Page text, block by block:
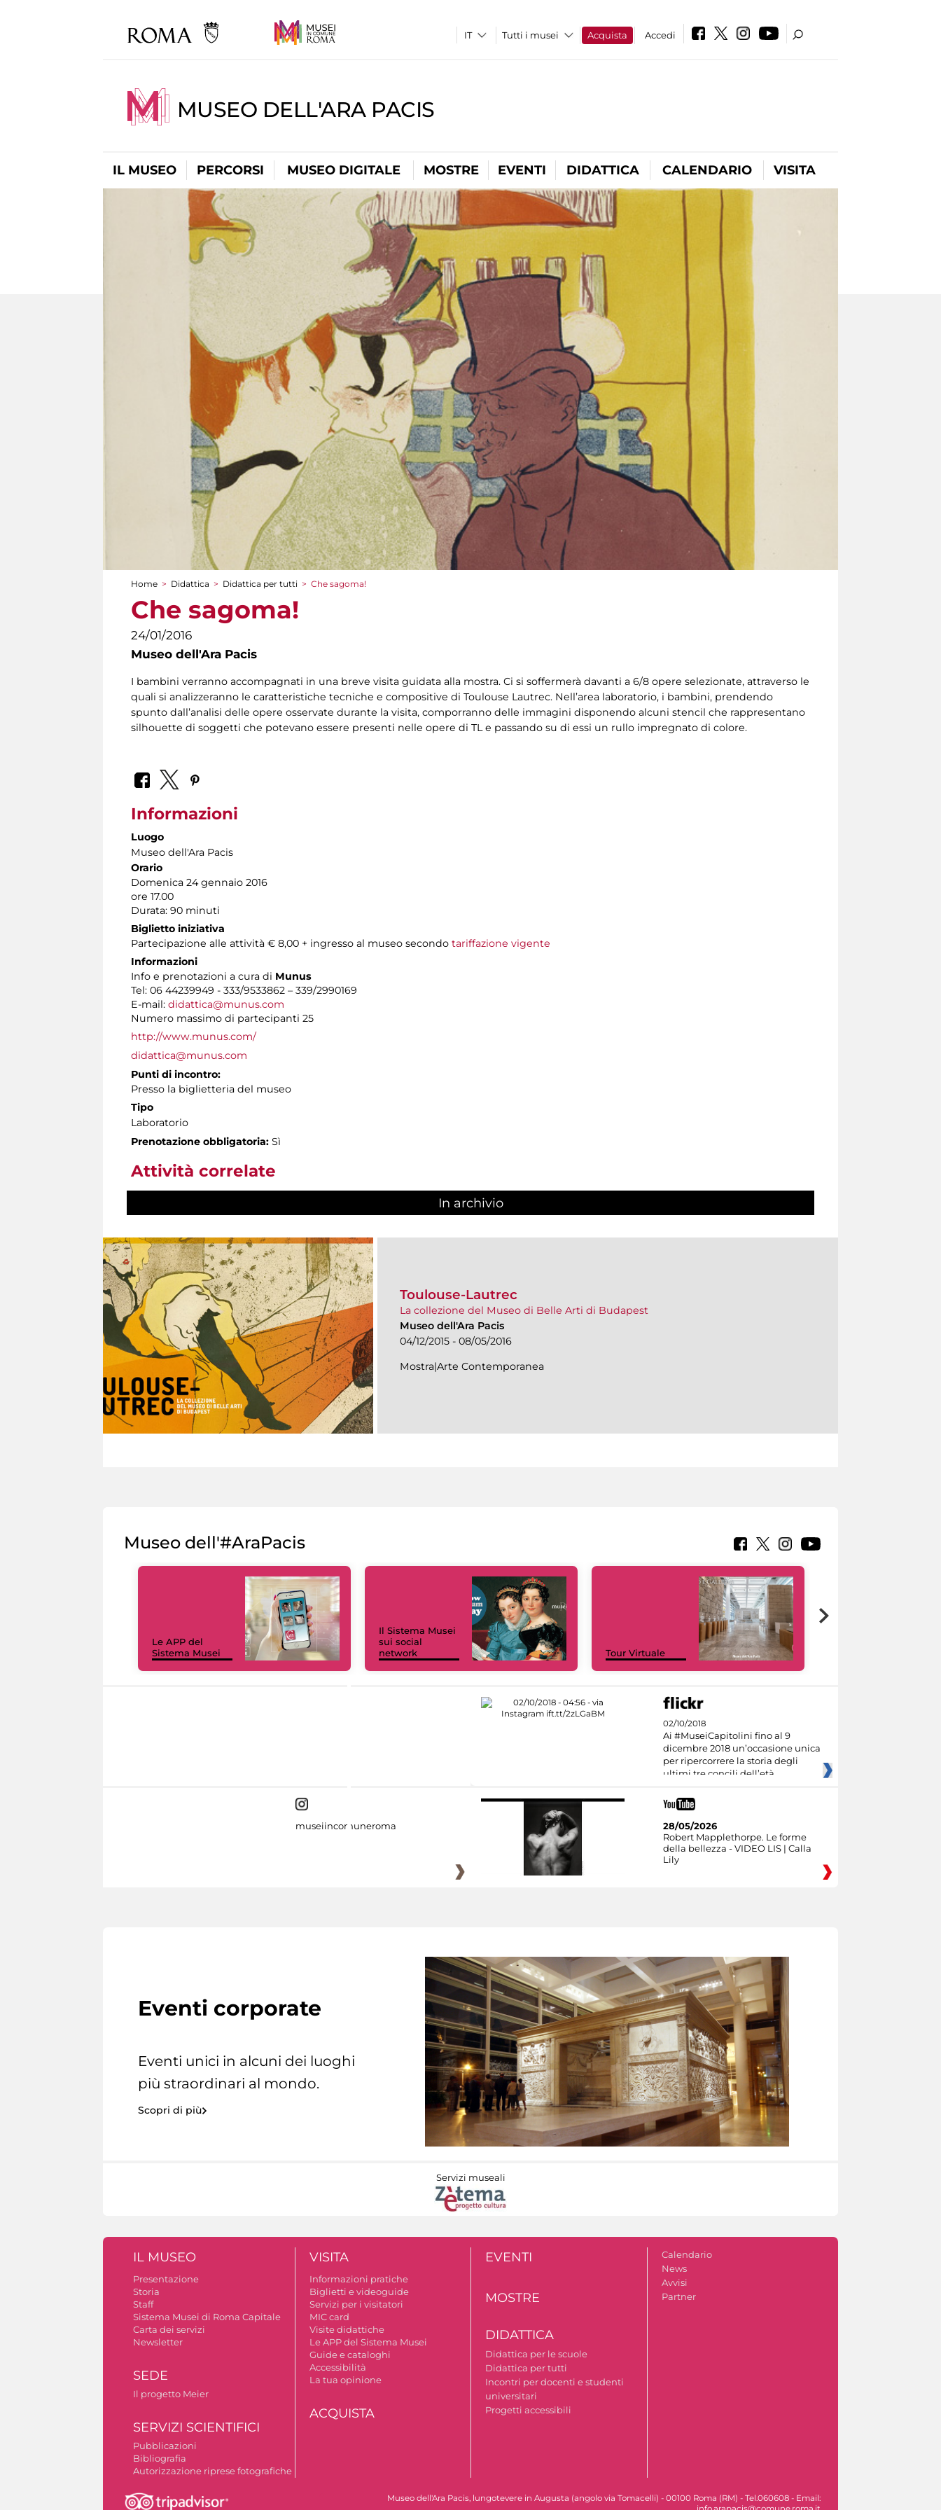
Tutti i musei Acquista Accedi
MUSEO DELL'ARA PACIS
IL MUSEO PERCORSI MUSEO DIGITALE MOSTRE EVENTI DIDATTICA CALENDARIO VISITA
Tu sei qui
Home > Didattica > Didattica per tutti > Che sagoma!
Che sagoma!
24/01/2016
Museo dell'Ara Pacis
I bambini verranno accompagnati in una breve visita guidata alla mostra. Ci si soffermerà davanti a 6/8 opere selezionate, attraverso le
quali si analizzeranno le caratteristiche tecniche e compositive di Toulouse Lautrec. Nell’area laboratorio, i bambini, prendendo
spunto dall’analisi delle opere osservate durante la visita, comporranno delle immagini disponendo alcuni stencil che rappresentano
silhouette di soggetti che potevano essere presenti nelle opere di TL e passando su di essi un rullo impregnato di colore.
Informazioni
Luogo
Museo dell'Ara Pacis
Orario
Domenica 24 gennaio 2016
ore 17.00
Durata: 90 minuti
Biglietto iniziativa
Partecipazione alle attività € 8,00 + ingresso al museo secondo tariffazione vigente
Informazioni
Info e prenotazioni a cura di Munus
Tel: 06 44239949 - 333/9533862 – 339/2990169
E-mail: didattica@munus.com
Numero massimo di partecipanti 25
http://www.munus.com/
didattica@munus.com
Punti di incontro:
Presso la biglietteria del museo
Tipo
Laboratorio
Prenotazione obbligatoria: Sì
Attività correlate
In archivio
Toulouse-Lautrec
La collezione del Museo di Belle Arti di Budapest
Museo dell'Ara Pacis
04/12/2015 - 08/05/2016
Mostra|Arte Contemporanea
Museo dell'#AraPacis
Le APP del
Sistema Musei
Il Sistema Musei
sui social
network
Tour Virtuale
02/10/2018
Ai #MuseiCapitolini fino al 9
dicembre 2018 un’occasione unica
per ripercorrere la storia degli
ultimi tre concili dell’età
museiincomuneroma
28/05/2026
Robert Mapplethorpe. Le forme
della bellezza - VIDEO LIS | Calla
Lily
Eventi corporate
Eventi unici in alcuni dei luoghi
più straordinari al mondo.
Scopri di più
Servizi museali
IL MUSEO
Presentazione
Storia
Staff
Sistema Musei di Roma Capitale
Carta dei servizi
Newsletter
SEDE
Il progetto Meier
SERVIZI SCIENTIFICI
Pubblicazioni
Bibliografia
Autorizzazione riprese fotografiche
VISITA
Informazioni pratiche
Biglietti e videoguide
Servizi per i visitatori
MIC card
Visite didattiche
Le APP del Sistema Musei
Guide e cataloghi
Accessibilità
La tua opinione
ACQUISTA
EVENTI
MOSTRE
DIDATTICA
Didattica per le scuole
Didattica per tutti
Incontri per docenti e studenti
universitari
Progetti accessibili
Calendario
News
Avvisi
Partner
Museo dell'Ara Pacis, lungotevere in Augusta (angolo via Tomacelli) - 00100 Roma (RM) - Tel.060608 - Email: